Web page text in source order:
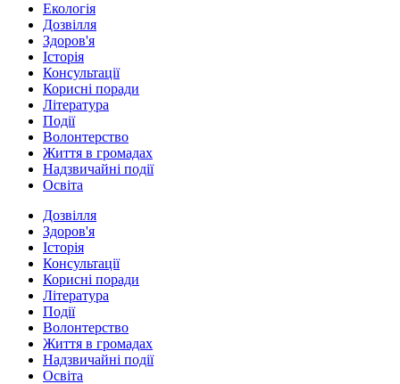
Екологія
Дозвілля
Здоров'я
Історія
Консультації
Корисні поради
Література
Події
Волонтерство
Життя в громадах
Надзвичайні події
Освіта
Дозвілля
Здоров'я
Історія
Консультації
Корисні поради
Література
Події
Волонтерство
Життя в громадах
Надзвичайні події
Освіта